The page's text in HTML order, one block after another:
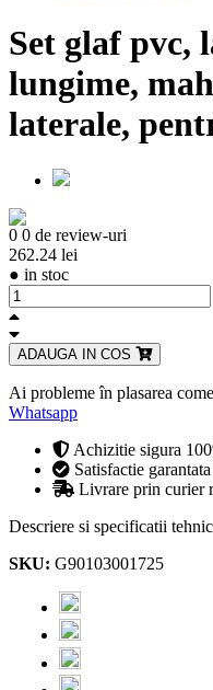
Set glaf pvc,
lungime,
laterale,
0 0 de review-uri
262.24 lei
● in stoc
ADAUGA IN COS
Ai probleme în plasarea
Whatsapp
Achizitie sigura
Satisfactie
Livrare prin curier
Descriere si specificatii
SKU: G90103001725